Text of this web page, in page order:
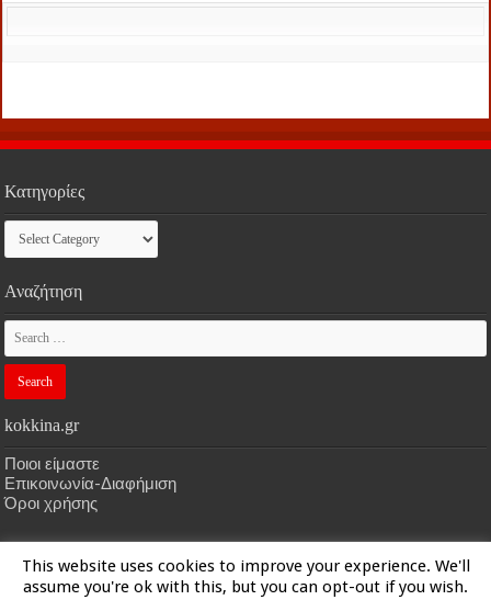
Κατηγορίες
Κατηγορίες
Αναζήτηση
kokkina.gr
Ποιοι είμαστε
Επικοινωνία-Διαφήμιση
Όροι χρήσης
HOMEkokkina.gr | Designed bykokkina.gr
This website uses cookies to improve your experience. We'll
assume you're ok with this, but you can opt-out if you wish.